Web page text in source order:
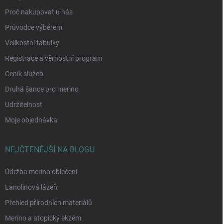
Proč nakupovat u nás
Průvodce výběrem
Velikostní tabulky
Registrace a věrnostní program
Ceník služeb
Druhá šance pro merino
Udržitelnost
Moje objednávka
NEJČTENĚJŠÍ NA BLOGU
Údržba merino oblečení
Lanolinová lázeň
Přehled přírodních materiálů
Merino a atopický ekzém